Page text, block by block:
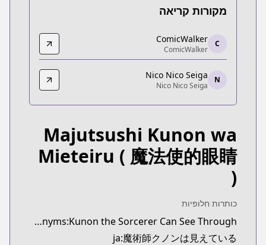
מקורות קריאה
ComicWalker
ComicWalker
contents/detail/KDCW_MF02203041010000_68
Nico Nico Seiga
Nico Nico Seiga
https://seiga.nicovideo.jp/comic/58094
C
ComicWalker
ComicWalker
N
Nico Nico Seiga
Nico Nico Seiga
Majutsushi Kunon wa
Mieteiru ( 魔法使的眼睛
)
כותרות חלופיות
synonyms:Kunon the Sorcerer Can See Through
ja:魔術師クノンは見えている